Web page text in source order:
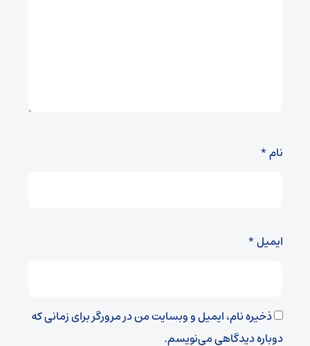
نام*
ایمیل*
ذخیره نام، ایمیل و وبسایت من در مرورگر برای زمانی که
دوباره دیدگاهی می‌نویسم.